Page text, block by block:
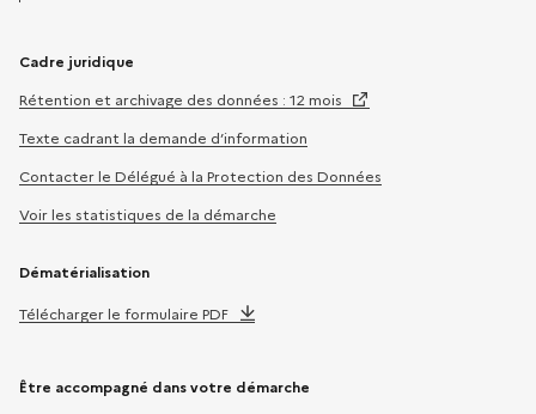
Cadre juridique
Rétention et archivage des données : 12 mois
Texte cadrant la demande d’information
Contacter le Délégué à la Protection des Données
Voir les statistiques de la démarche
Dématérialisation
Télécharger le formulaire PDF
Être accompagné dans votre démarche